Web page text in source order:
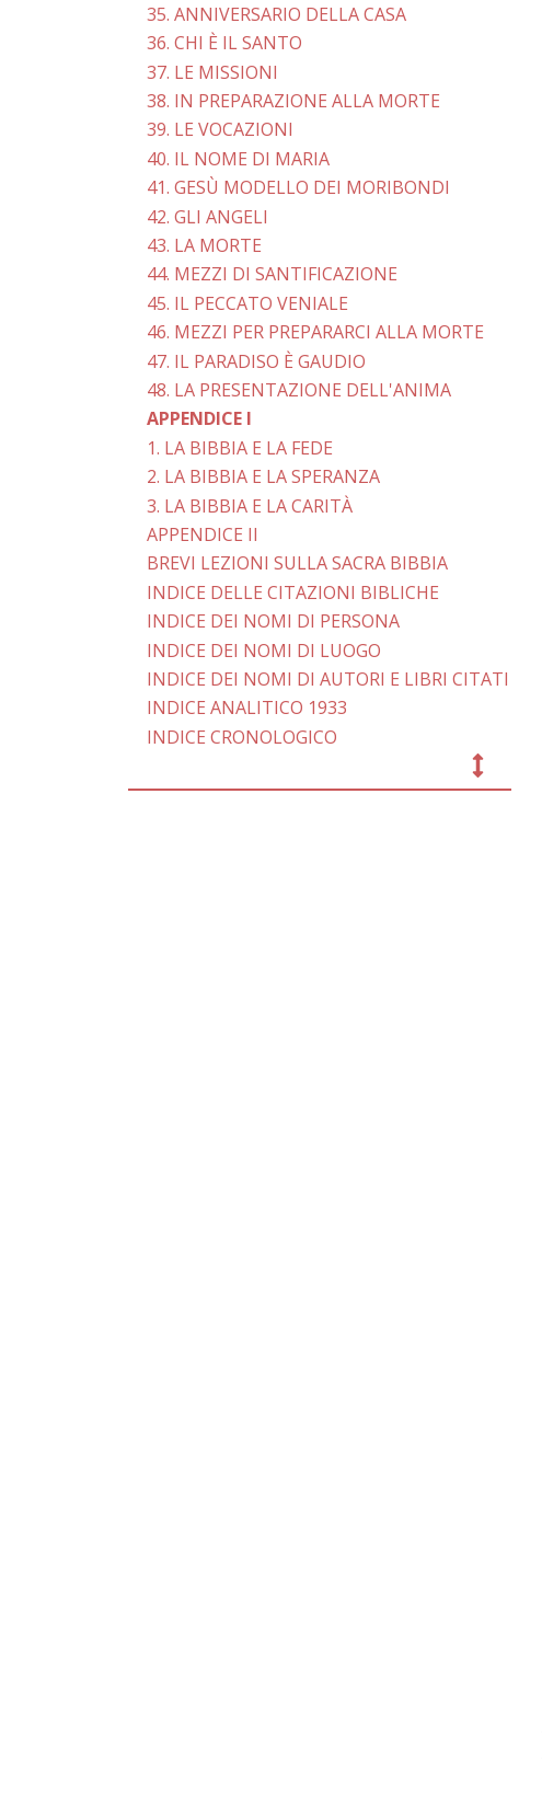
35. ANNIVERSARIO DELLA CASA
36. CHI È IL SANTO
37. LE MISSIONI
38. IN PREPARAZIONE ALLA MORTE
39. LE VOCAZIONI
40. IL NOME DI MARIA
41. GESÙ MODELLO DEI MORIBONDI
42. GLI ANGELI
43. LA MORTE
44. MEZZI DI SANTIFICAZIONE
45. IL PECCATO VENIALE
46. MEZZI PER PREPARARCI ALLA MORTE
47. IL PARADISO È GAUDIO
48. LA PRESENTAZIONE DELL'ANIMA
APPENDICE I
1. LA BIBBIA E LA FEDE
2. LA BIBBIA E LA SPERANZA
3. LA BIBBIA E LA CARITÀ
APPENDICE II
BREVI LEZIONI SULLA SACRA BIBBIA
INDICE DELLE CITAZIONI BIBLICHE
INDICE DEI NOMI DI PERSONA
INDICE DEI NOMI DI LUOGO
INDICE DEI NOMI DI AUTORI E LIBRI CITATI
INDICE ANALITICO 1933
INDICE CRONOLOGICO